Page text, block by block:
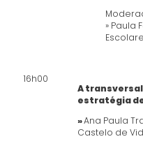
» Paula
16h00
A
estratégia
»Ana Paula
Castelo de